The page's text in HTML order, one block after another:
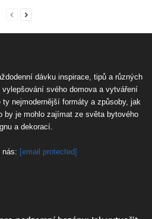
dávku inspirace, tipů a různých
svého domova a vytváření
nejmodernější formáty a způsoby, jak
by je mohlo zajímat ze světa bytového
a dekorací.
nás: [email protected]